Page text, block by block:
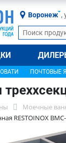
Воронеж ,
ПОЧТОВЫЕ
Моечные
RESTOINOX